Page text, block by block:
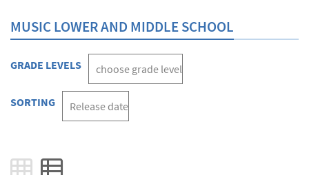
MUSIC LOWER AND MIDDLE SCHOOL
GRADE LEVELS
SORTING